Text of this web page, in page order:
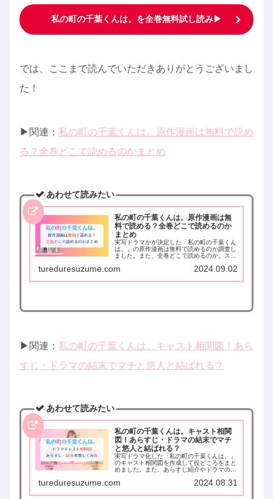
私の町の千葉くんは。を全巻無料試し読み▶︎
では、ここまで読んでいただきありがとうございまし
た！
▶︎関連： 私の町の千葉くんは。原作漫画は無料で読め
る？全巻どこで読めるのかまとめ
あわせて読みたい
私の町の千葉くんは。原作漫画は無
料で読める？全巻どこで読めるのか
まとめ
実写ドラマかが決定した「私の町の千葉くん
は。」の原作漫画は無料で読めるのか調査し
ました。また、全巻どこで読めるのか。スマ
報をまとめました。
tureduresuzume.com 2024.09.02
▶︎関連： 私の町の千葉くんは。キャスト相関図！あら
すじ・ドラマの結末でマチと悠人と結ばれる？
あわせて読みたい
私の町の千葉くんは。キャスト相関
図！あらすじ・ドラマの結末でマチ
と悠人と結ばれる？
実写ドラマ化した「私の町の千葉くんは。」
のキャスト相関図を作成して役どころをまと
めました。また、あらすじ紹介やドラマの結
めています。
tureduresuzume.com 2024.08.31